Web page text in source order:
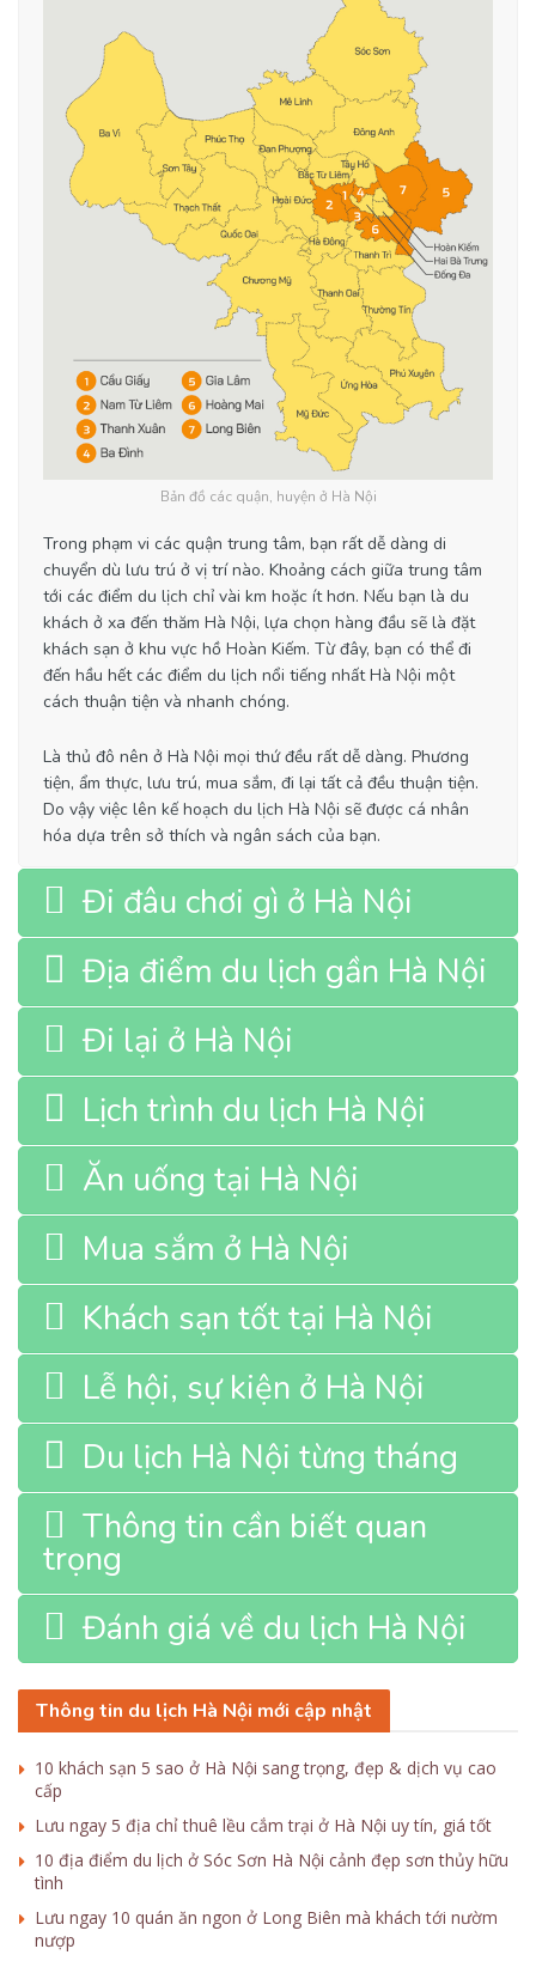
Bản đồ các quận, huyện ở Hà Nội
Trong phạm vi các quận trung tâm, bạn rất dễ dàng di
chuyển dù lưu trú ở vị trí nào. Khoảng cách giữa trung tâm
tới các điểm du lịch chỉ vài km hoặc ít hơn. Nếu bạn là du
khách ở xa đến thăm Hà Nội, lựa chọn hàng đầu sẽ là đặt
khách sạn ở khu vực hồ Hoàn Kiếm. Từ đây, bạn có thể đi
đến hầu hết các điểm du lịch nổi tiếng nhất Hà Nội một
cách thuận tiện và nhanh chóng.
Là thủ đô nên ở Hà Nội mọi thứ đều rất dễ dàng. Phương
tiện, ẩm thực, lưu trú, mua sắm, đi lại tất cả đều thuận tiện.
Do vậy việc lên kế hoạch du lịch Hà Nội sẽ được cá nhân
hóa dựa trên sở thích và ngân sách của bạn.
Đi đâu chơi gì ở Hà Nội
Địa điểm du lịch gần Hà Nội
Đi lại ở Hà Nội
Lịch trình du lịch Hà Nội
Ăn uống tại Hà Nội
Mua sắm ở Hà Nội
Khách sạn tốt tại Hà Nội
Lễ hội, sự kiện ở Hà Nội
Du lịch Hà Nội từng tháng
Thông tin cần biết quan
trọng
Đánh giá về du lịch Hà Nội
Thông tin du lịch Hà Nội mới cập nhật
10 khách sạn 5 sao ở Hà Nội sang trọng, đẹp & dịch vụ cao
cấp
Lưu ngay 5 địa chỉ thuê lều cắm trại ở Hà Nội uy tín, giá tốt
10 địa điểm du lịch ở Sóc Sơn Hà Nội cảnh đẹp sơn thủy hữu
tình
Lưu ngay 10 quán ăn ngon ở Long Biên mà khách tới nườm
nượp